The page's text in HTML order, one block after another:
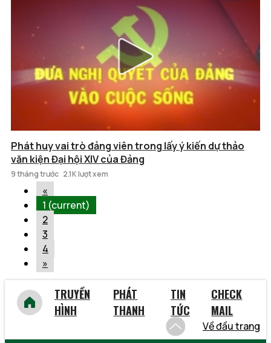
Phát huy vai trò đảng viên trong lấy ý kiến dự thảo
văn kiện Đại hội XIV của Đảng
9 tháng trước 2.1K lượt xem
«
1 (current)
2
3
4
»
TRUYỀN
HÌNH
PHÁT
THANH
TIN
TỨC
CHECK
MAIL
Về đầu trang